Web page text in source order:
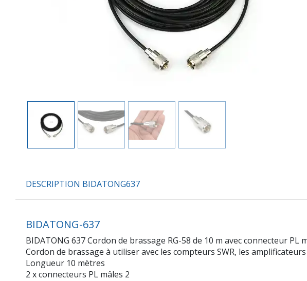
DESCRIPTION BIDATONG637
BIDATONG-637
BIDATONG 637 Cordon de brassage RG-58 de 10 m avec connecteur
Cordon de brassage à utiliser avec les compteurs SWR, les
Longueur 10 mètres
2 x connecteurs PL mâles 2